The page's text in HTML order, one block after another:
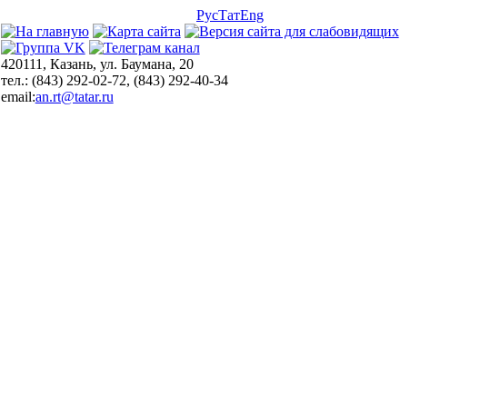
РусТатEng
420111, Казань, ул. Баумана, 20
тел.: (843) 292-02-72, (843) 292-40-34
email:an.rt@tatar.ru